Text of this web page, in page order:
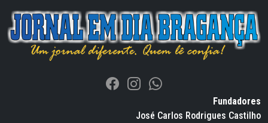
Fundadores
José Carlos Rodrigues Castilho